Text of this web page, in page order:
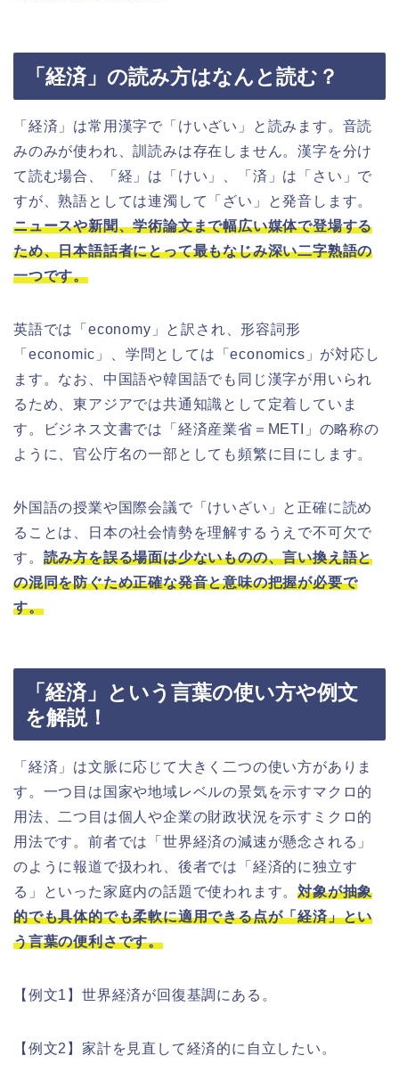
「経済」の読み方はなんと読む？
「経済」は常用漢字で「けいざい」と読みます。音読
みのみが使われ、訓読みは存在しません。漢字を分け
て読む場合、「経」は「けい」、「済」は「さい」で
すが、熟語としては連濁して「ざい」と発音します。
ニュースや新聞、学術論文まで幅広い媒体で登場する
ため、日本語話者にとって最もなじみ深い二字熟語の
一つです。
英語では「economy」と訳され、形容詞形
「economic」、学問としては「economics」が対応し
ます。なお、中国語や韓国語でも同じ漢字が用いられ
るため、東アジアでは共通知識として定着していま
す。ビジネス文書では「経済産業省＝METI」の略称の
ように、官公庁名の一部としても頻繁に目にします。
外国語の授業や国際会議で「けいざい」と正確に読め
ることは、日本の社会情勢を理解するうえで不可欠で
す。 読み方を誤る場面は少ないものの、言い換え語と
の混同を防ぐため正確な発音と意味の把握が必要で
す。
「経済」という言葉の使い方や例文
を解説！
「経済」は文脈に応じて大きく二つの使い方がありま
す。一つ目は国家や地域レベルの景気を示すマクロ的
用法、二つ目は個人や企業の財政状況を示すミクロ的
用法です。前者では「世界経済の減速が懸念される」
のように報道で扱われ、後者では「経済的に独立す
る」といった家庭内の話題で使われます。対象が抽象
的でも具体的でも柔軟に適用できる点が「経済」とい
う言葉の便利さです。
【例文1】世界経済が回復基調にある。
【例文2】家計を見直して経済的に自立したい。